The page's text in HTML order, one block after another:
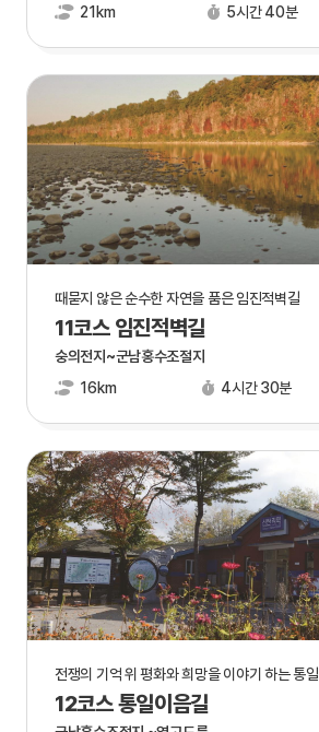
21km
5시간 40분
때묻지 않은 순수한 자연을 품은 임진적벽길
11코스 임진적벽길
숭의전지~군남홍수조절지
16km
4시간 30분
전쟁의 기억 위 평화와 희망을 이야기 하는 통
12코스 통일이음길